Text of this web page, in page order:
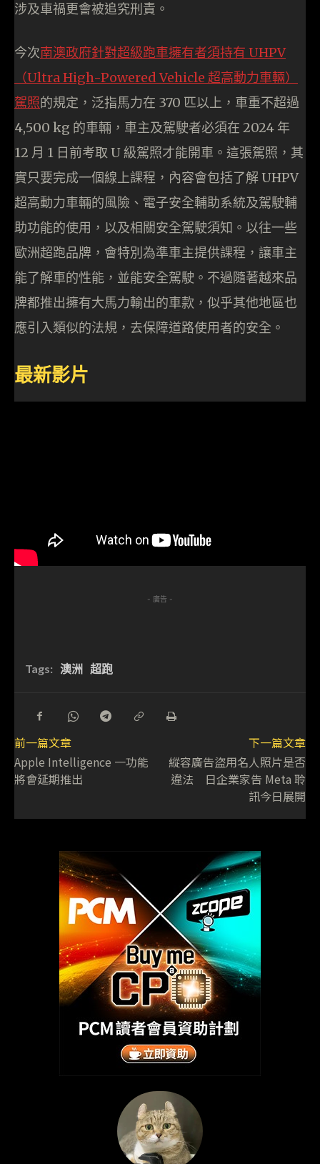
涉及車禍更會被追究刑責。
今次南澳政府針對超級跑車擁有者須持有 UHPV
（Ultra High-Powered Vehicle 超高動力車輛）
駕照的規定，泛指馬力在 370 匹以上，車重不超過
4,500 kg 的車輛，車主及駕駛者必須在 2024 年
12 月 1 日前考取 U 級駕照才能開車。這張駕照，其
實只要完成一個線上課程，內容會包括了解 UHPV
超高動力車輛的風險、電子安全輔助系統及駕駛輔
助功能的使用，以及相關安全駕駛須知。以往一些
歐洲超跑品牌，會特別為準車主提供課程，讓車主
能了解車的性能，並能安全駕駛。不過隨著越來品
牌都推出擁有大馬力輸出的車款，似乎其他地區也
應引入類似的法規，去保障道路使用者的安全。
最新影片
- 廣告 -
Tags: 澳洲 超跑
前一篇文章
Apple Intelligence 一功能
將會延期推出
下一篇文章
縱容廣告盜用名人照片是否
違法 日企業家告 Meta 聆
訊今日展開